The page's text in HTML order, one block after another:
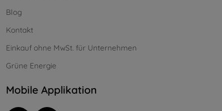
Blog
Kontakt
Einkauf ohne MwSt. für Unternehmen
Grüne Energie
Mobile Applikation